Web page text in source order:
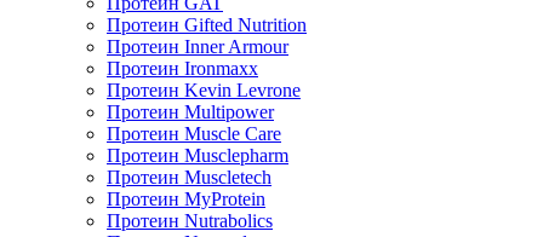
Протеин Gifted Nutrition
Протеин Inner Armour
Протеин Ironmaxx
Протеин Kevin Levrone
Протеин Multipower
Протеин Muscle Care
Протеин Musclepharm
Протеин Muscletech
Протеин MyProtein
Протеин Nutrabolics